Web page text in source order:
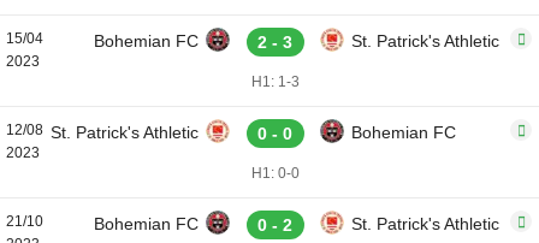
15/04
2023
Bohemian FC 2 - 3 St. Patrick's Athletic
H1: 1-3
12/08
2023
St. Patrick's Athletic 0 - 0 Bohemian FC
H1: 0-0
21/10
Bohemian FC 0 - 2 St. Patrick's Athletic